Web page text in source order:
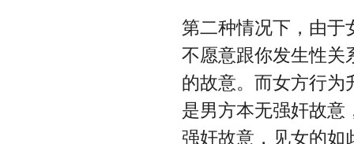
第二种情况下，由于
不愿意跟你发生性关
的故意。而女方行为
是男方本无强奸故意
强奸故意，见女的如